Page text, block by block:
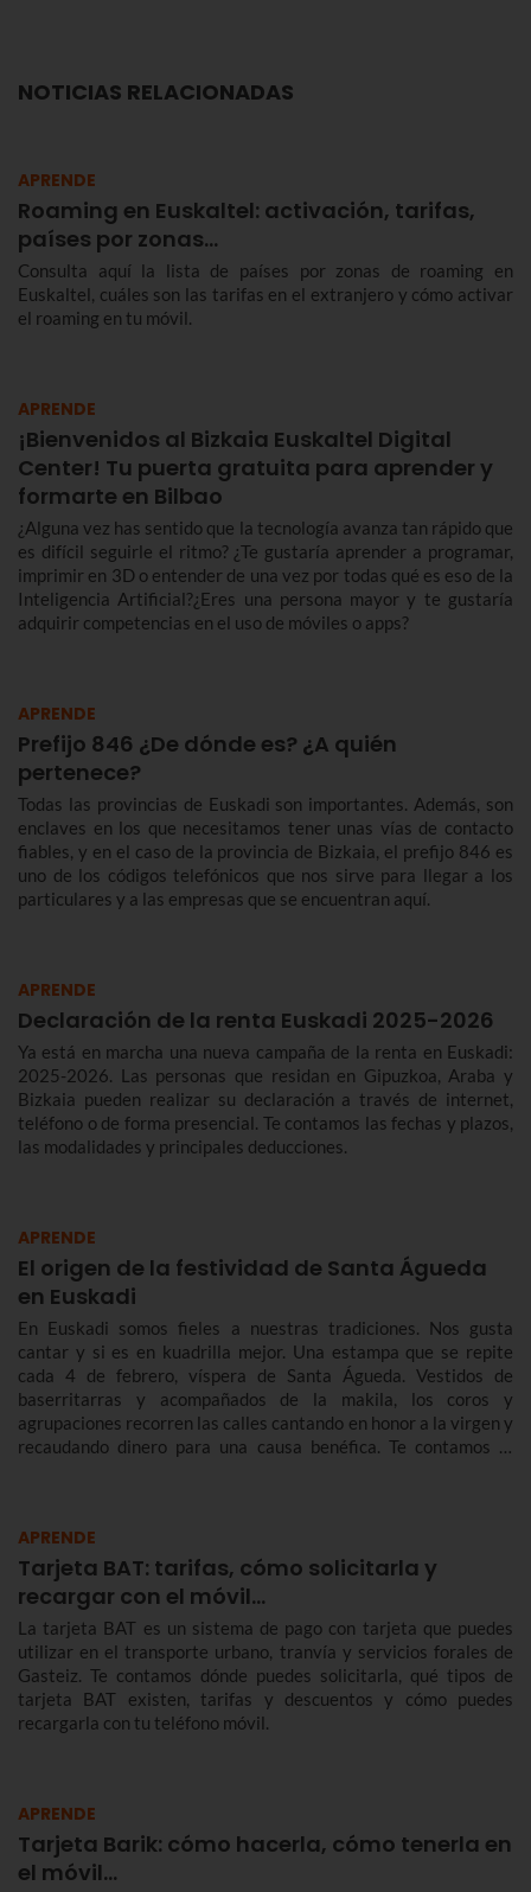
NOTICIAS RELACIONADAS
APRENDE
Roaming en Euskaltel: activación, tarifas,
países por zonas…
Consulta aquí la lista de países por zonas de roaming en
Euskaltel, cuáles son las tarifas en el extranjero y cómo activar
el roaming en tu móvil.
APRENDE
¡Bienvenidos al Bizkaia Euskaltel Digital
Center! Tu puerta gratuita para aprender y
formarte en Bilbao
¿Alguna vez has sentido que la tecnología avanza tan rápido que
es difícil seguirle el ritmo? ¿Te gustaría aprender a programar,
imprimir en 3D o entender de una vez por todas qué es eso de la
Inteligencia Artificial?¿Eres una persona mayor y te gustaría
adquirir competencias en el uso de móviles o apps?
APRENDE
Prefijo 846 ¿De dónde es? ¿A quién
pertenece?
Todas las provincias de Euskadi son importantes. Además, son
enclaves en los que necesitamos tener unas vías de contacto
fiables, y en el caso de la provincia de Bizkaia, el prefijo 846 es
uno de los códigos telefónicos que nos sirve para llegar a los
particulares y a las empresas que se encuentran aquí.
APRENDE
Declaración de la renta Euskadi 2025-2026
Ya está en marcha una nueva campaña de la renta en Euskadi:
2025-2026. Las personas que residan en Gipuzkoa, Araba y
Bizkaia pueden realizar su declaración a través de internet,
teléfono o de forma presencial. Te contamos las fechas y plazos,
las modalidades y principales deducciones.
APRENDE
El origen de la festividad de Santa Águeda
en Euskadi
En Euskadi somos fieles a nuestras tradiciones. Nos gusta
cantar y si es en kuadrilla mejor. Una estampa que se repite
cada 4 de febrero, víspera de Santa Águeda. Vestidos de
baserritarras y acompañados de la makila, los coros y
agrupaciones recorren las calles cantando en honor a la virgen y
recaudando dinero para una causa benéfica. Te contamos la
APRENDE
Tarjeta BAT: tarifas, cómo solicitarla y
recargar con el móvil…
La tarjeta BAT es un sistema de pago con tarjeta que puedes
utilizar en el transporte urbano, tranvía y servicios forales de
Gasteiz. Te contamos dónde puedes solicitarla, qué tipos de
tarjeta BAT existen, tarifas y descuentos y cómo puedes
recargarla con tu teléfono móvil.
APRENDE
Tarjeta Barik: cómo hacerla, cómo tenerla en
el móvil...